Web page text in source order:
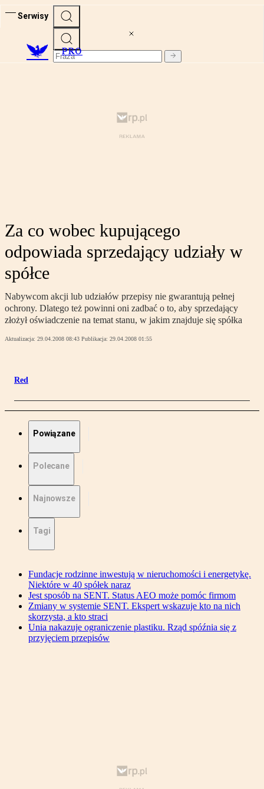
Serwisy
PRO
Za co wobec kupującego
odpowiada sprzedający udziały w
spółce
Nabywcom akcji lub udziałów przepisy nie gwarantują pełnej
ochrony. Dlatego też powinni oni zadbać o to, aby sprzedający
złożył oświadczenie na temat stanu, w jakim znajduje się spółka
Aktualizacja: 29.04.2008 08:43 Publikacja: 29.04.2008 01:55
Red
Powiązane
Polecane
Najnowsze
Tagi
Fundacje rodzinne inwestują w nieruchomości i energetykę.
Niektóre w 40 spółek naraz
Jest sposób na SENT. Status AEO może pomóc firmom
Zmiany w systemie SENT. Ekspert wskazuje kto na nich
skorzysta, a kto straci
Unia nakazuje ograniczenie plastiku. Rząd spóźnia się z
przyjęciem przepisów